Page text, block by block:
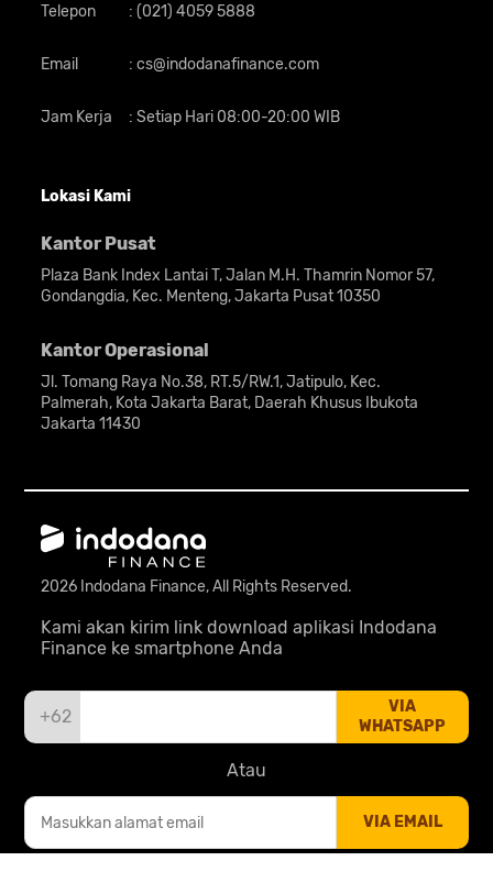
Telepon : (021) 4059 5888
Email : cs@indodanafinance.com
Jam Kerja : Setiap Hari 08:00-20:00 WIB
Lokasi Kami
Kantor Pusat
Plaza Bank Index Lantai T, Jalan M.H. Thamrin Nomor 57,
Gondangdia, Kec. Menteng, Jakarta Pusat 10350
Kantor Operasional
Jl. Tomang Raya No.38, RT.5/RW.1, Jatipulo, Kec.
Palmerah, Kota Jakarta Barat, Daerah Khusus Ibukota
Jakarta 11430
2026 Indodana Finance, All Rights Reserved.
Kami akan kirim link download aplikasi Indodana
Finance ke smartphone Anda
+62
VIA
WHATSAPP
Atau
VIA EMAIL